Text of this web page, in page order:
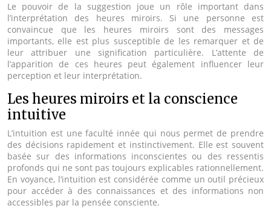
Le pouvoir de la suggestion joue un rôle important dans
l’interprétation des heures miroirs. Si une personne est
convaincue que les heures miroirs sont des messages
importants, elle est plus susceptible de les remarquer et de
leur attribuer une signification particulière. L’attente de
l’apparition de ces heures peut également influencer leur
perception et leur interprétation.
Les heures miroirs et la conscience
intuitive
L’intuition est une faculté innée qui nous permet de prendre
des décisions rapidement et instinctivement. Elle est souvent
basée sur des informations inconscientes ou des ressentis
profonds qui ne sont pas toujours explicables rationnellement.
En voyance, l’intuition est considérée comme un outil précieux
pour accéder à des connaissances et des informations non
accessibles par la pensée consciente.